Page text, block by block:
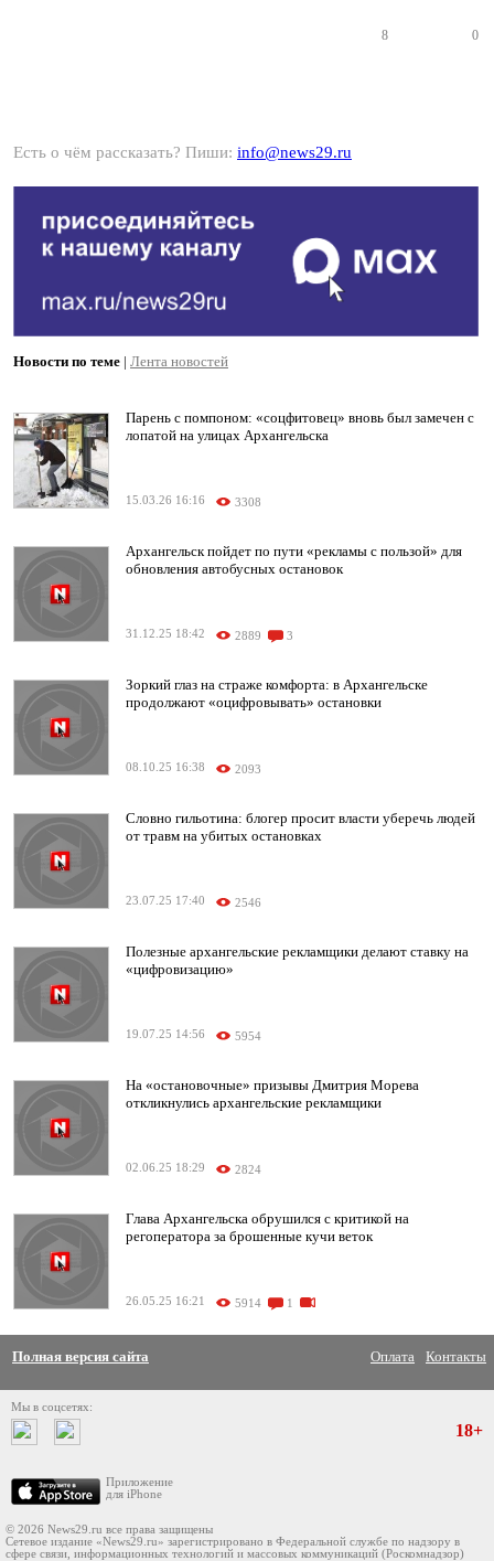
8 0
Есть о чём рассказать? Пиши: info@news29.ru
Новости по теме | Лента новостей
Парень с помпоном: «соцфитовец» вновь был замечен с
лопатой на улицах Архангельска
15.03.26 16:16 3308
Архангельск пойдет по пути «рекламы с пользой» для
обновления автобусных остановок
31.12.25 18:42 2889 3
Зоркий глаз на страже комфорта: в Архангельске
продолжают «оцифровывать» остановки
08.10.25 16:38 2093
Словно гильотина: блогер просит власти уберечь людей
от травм на убитых остановках
23.07.25 17:40 2546
Полезные архангельские рекламщики делают ставку на
«цифровизацию»
19.07.25 14:56 5954
На «остановочные» призывы Дмитрия Морева
откликнулись архангельские рекламщики
02.06.25 18:29 2824
Глава Архангельска обрушился с критикой на
регоператора за брошенные кучи веток
26.05.25 16:21 5914 1
Полная версия сайта Оплата Контакты
Мы в соцсетях:
Приложение
для iPhone
18+
© 2026 News29.ru все права защищены
Сетевое издание «News29.ru» зарегистрировано в Федеральной службе по надзору в
сфере связи, информационных технологий и массовых коммуникаций (Роскомнадзор)